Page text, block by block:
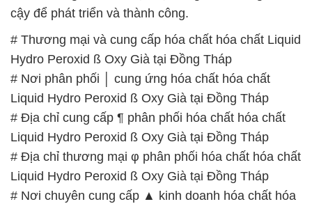
cậy để phát triển và thành công.
# Thương mại và cung cấp hóa chất hóa chất Liquid
Hydro Peroxid ß Oxy Già tại Đồng Tháp
# Nơi phân phối │ cung ứng hóa chất hóa chất
Liquid Hydro Peroxid ß Oxy Già tại Đồng Tháp
# Địa chỉ cung cấp ¶ phân phối hóa chất hóa chất
Liquid Hydro Peroxid ß Oxy Già tại Đồng Tháp
# Địa chỉ thương mại φ phân phối hóa chất hóa chất
Liquid Hydro Peroxid ß Oxy Già tại Đồng Tháp
# Nơi chuyên cung cấp ▲ kinh doanh hóa chất hóa